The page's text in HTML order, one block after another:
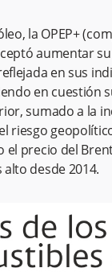
la OPEP+
aumentar
en sus
en cuestión
sumado a la
riesgo
el precio del
alto desde 2014.